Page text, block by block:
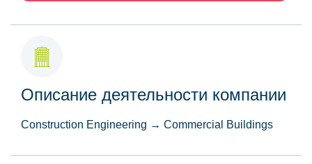
Описание деятельности компании
Construction Engineering → Commercial Buildings